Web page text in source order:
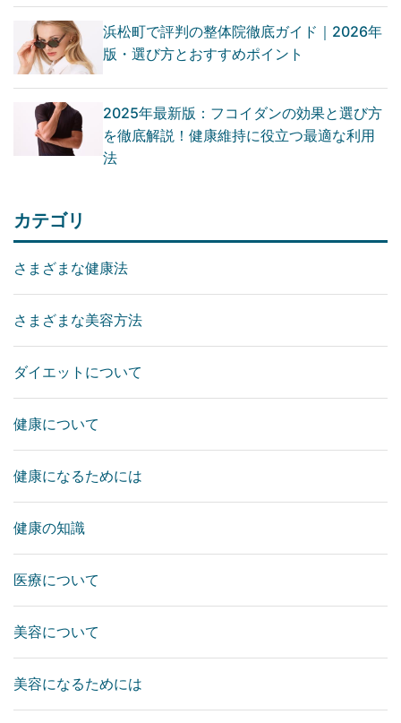
浜松町で評判の整体院徹底ガイド｜2026年
版・選び方とおすすめポイント
2025年最新版：フコイダンの効果と選び方
を徹底解説！健康維持に役立つ最適な利用
法
カテゴリ
さまざまな健康法
さまざまな美容方法
ダイエットについて
健康について
健康になるためには
健康の知識
医療について
美容について
美容になるためには